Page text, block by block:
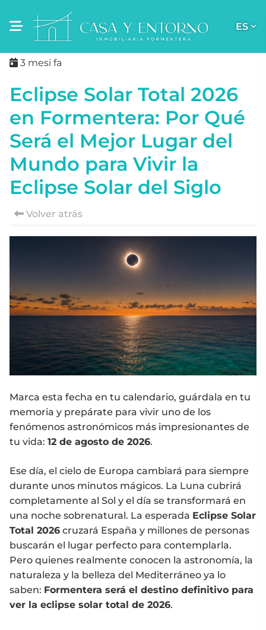
ES
Eclipse Solar Total 2026
en Formentera: Por Qué
Será el Mejor Lugar del
Mundo para Vivir la
Eclipse Solar del Siglo
Volver atrás
3 mesi fa
Marca esta fecha en tu calendario, guárdala en tu
memoria y prepárate para vivir uno de los
fenómenos astronómicos más impresionantes de
tu vida: 12 de agosto de 2026.
Ese día, el cielo de Europa cambiará para siempre
durante unos minutos mágicos. La Luna cubrirá
completamente al Sol y el día se transformará en
una noche sobrenatural. La esperada Eclipse Solar
Total 2026 cruzará España y millones de personas
buscarán el lugar perfecto para contemplarla.
Pero quienes realmente conocen la astronomía, la
naturaleza y la belleza del Mediterráneo ya lo
saben: Formentera será el destino definitivo para
ver la eclipse solar total de 2026.